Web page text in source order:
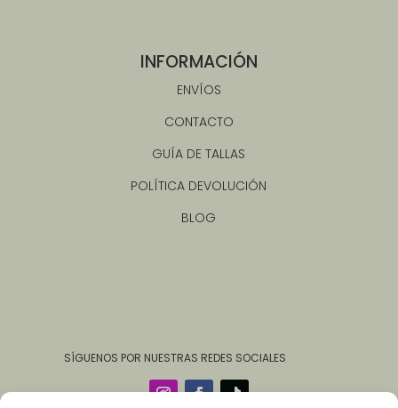
INFORMACIÓN
ENVÍOS
CONTACTO
GUÍA DE TALLAS
POLÍTICA DEVOLUCIÓN
BLOG
‎ ‎ ‎ ‎ ‎ ‎‎ ‎ SÍGUENOS POR NUESTRAS REDES SOCIALES